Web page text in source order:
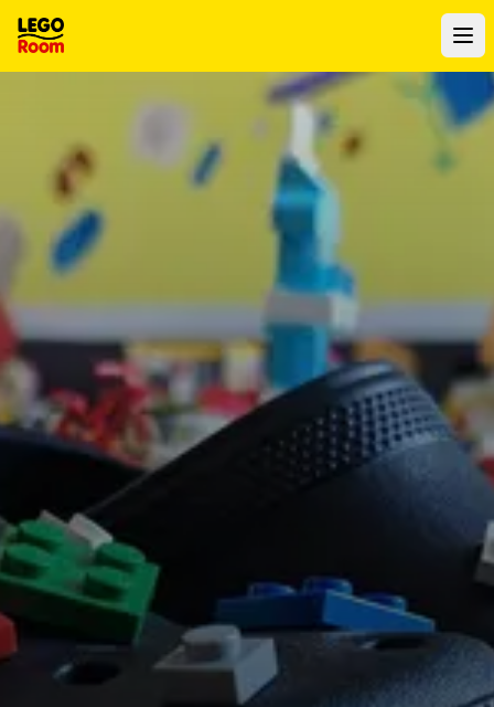
Vers le contenu principal